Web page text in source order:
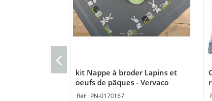
kit Nappe à broder Lapins et
oeufs de pâques - Vervaco
PN-0170167